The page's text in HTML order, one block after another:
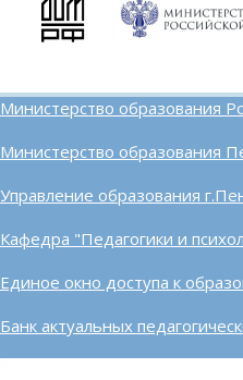
Министерство образования
Министерство образования
Управление образования
Кафедра "Педагогики и
Единое окно доступа к
Банк актуальных